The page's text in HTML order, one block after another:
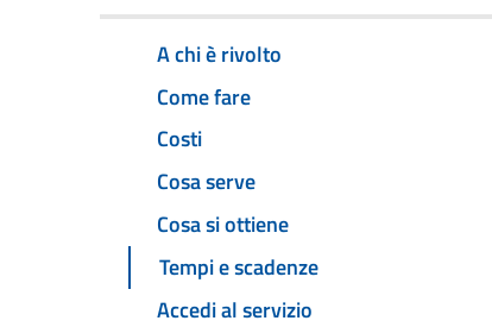
A chi è rivolto
Come fare
Costi
Cosa serve
Cosa si ottiene
Tempi e scadenze
Accedi al servizio